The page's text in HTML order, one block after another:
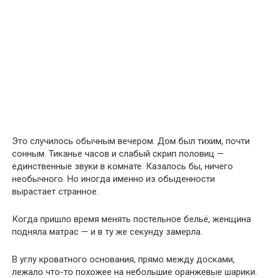
Это случилось обычным вечером. Дом был тихим, почти
сонным. Тиканье часов и слабый скрип половиц —
единственные звуки в комнате. Казалось бы, ничего
необычного. Но иногда именно из обыденности
вырастает странное.
Когда пришло время менять постельное бельё, женщина
подняла матрас — и в ту же секунду замерла.
В углу кроватного основания, прямо между досками,
лежало что-то похожее на небольшие оранжевые шарики.